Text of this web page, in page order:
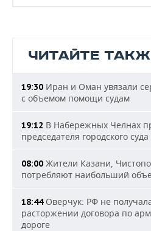
ЧИТАЙТЕ
19:30 Иран и Оман увязали
с объемом помощи судам
19:12 В Набережных Челнах
председателя городского суда
08:00 Жители Казани,
потребляют наибольший
18:44Оверчук: РФ не
расторжении договора по
дороге